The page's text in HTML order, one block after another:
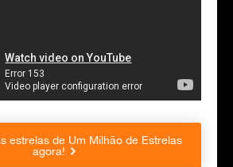
estrelas de Um Milhão de Estrelas
agora!